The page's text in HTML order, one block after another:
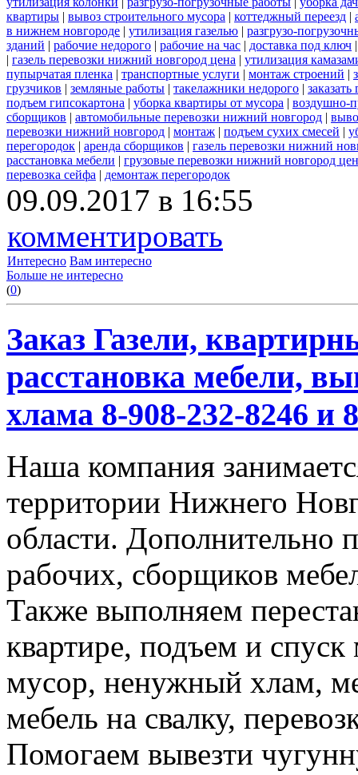
квартиры | вывоз строительного мусора | коттеджный переезд |
в нижнем новгороде | утилизация газелью | разгрузо-
зданий | рабочие недорого | рабочие на час | доставка под ключ
| газель перевозки нижний новгород цена | утилизация
пупырчатая пленка | транспортные услуги | монтаж строений |
грузчиков | земляные работы | такелажники недорого |
подъем гипсокартона | уборка квартиры от мусора | воздушно-
сборщиков | автомобильные перевозки нижний новгород |
перевозки нижний новгород | монтаж | подъем сухих смесей |
перегородок | аренда сборщиков | газель перевозки нижний
расстановка мебели | грузовые перевозки нижний новгород
перевозка сейфа | демонтаж перегородок
09.09.2017 в 16:55
комментировать
Интересно Вам интересно
Больше не интересно
(0)
Заказ Газели,
расстановка мебели,
хлама 8-908-232-8246 и
Наша компания
территории Нижнего
области. Дополнительно
рабочих, сборщиков
Также выполняем
квартире, подъем и
мусор, ненужный хлам,
мебель на свалку,
Помогаем вывезти